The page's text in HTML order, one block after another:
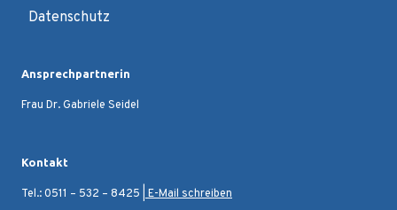
Datenschutz
Ansprechpartnerin
Frau Dr. Gabriele Seidel
Kontakt
Tel.: 0511 – 532 – 8425 | E-Mail schreiben